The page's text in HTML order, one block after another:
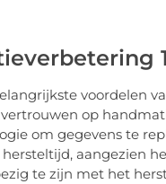
voordelen
op
om gegevens te
aangezien
te zijn met het